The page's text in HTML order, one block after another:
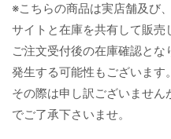
※こちらの商品は実店舗及び
サイトと在庫を共有して販売
ご注文受付後の在庫確認と
発生する可能性もございます。
その際は申し訳ございませ
でご了承下さいませ。